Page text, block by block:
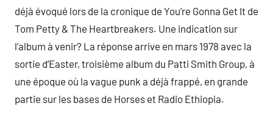
déjà évoqué lors de la cronique de You’re Gonna Get It de
Tom Petty & The Heartbreakers. Une indication sur
l’album à venir? La réponse arrive en mars 1978 avec la
sortie d’Easter, troisième album du Patti Smith Group, à
une époque où la vague punk a déjà frappé, en grande
partie sur les bases de Horses et Radio Ethiopia.